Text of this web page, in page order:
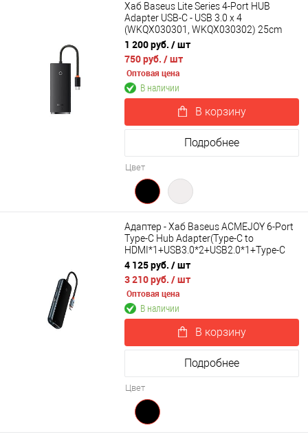
Хаб Baseus Lite Series 4-Port HUB
Adapter USB-C - USB 3.0 х 4
(WKQX030301, WKQX030302) 25cm
1 200 руб. / шт
750 руб. / шт
Оптовая цена
В наличии
В корзину
Подробнее
Цвет
Адаптер - Хаб Baseus ACMEJOY 6-Port
Type-C Hub Adapter(Type-C to
HDMI*1+USB3.0*2+USB2.0*1+Type-C
PD&Data+RJ45*1) WKJZ010313
4 125 руб. / шт
3 210 руб. / шт
Оптовая цена
В наличии
В корзину
Подробнее
Цвет